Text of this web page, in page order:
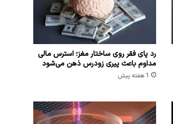
رد پای فقر روی ساختار مغز؛ استرس مالی
مداوم باعث پیری زودرس ذهن می‌شود
1 هفته پیش